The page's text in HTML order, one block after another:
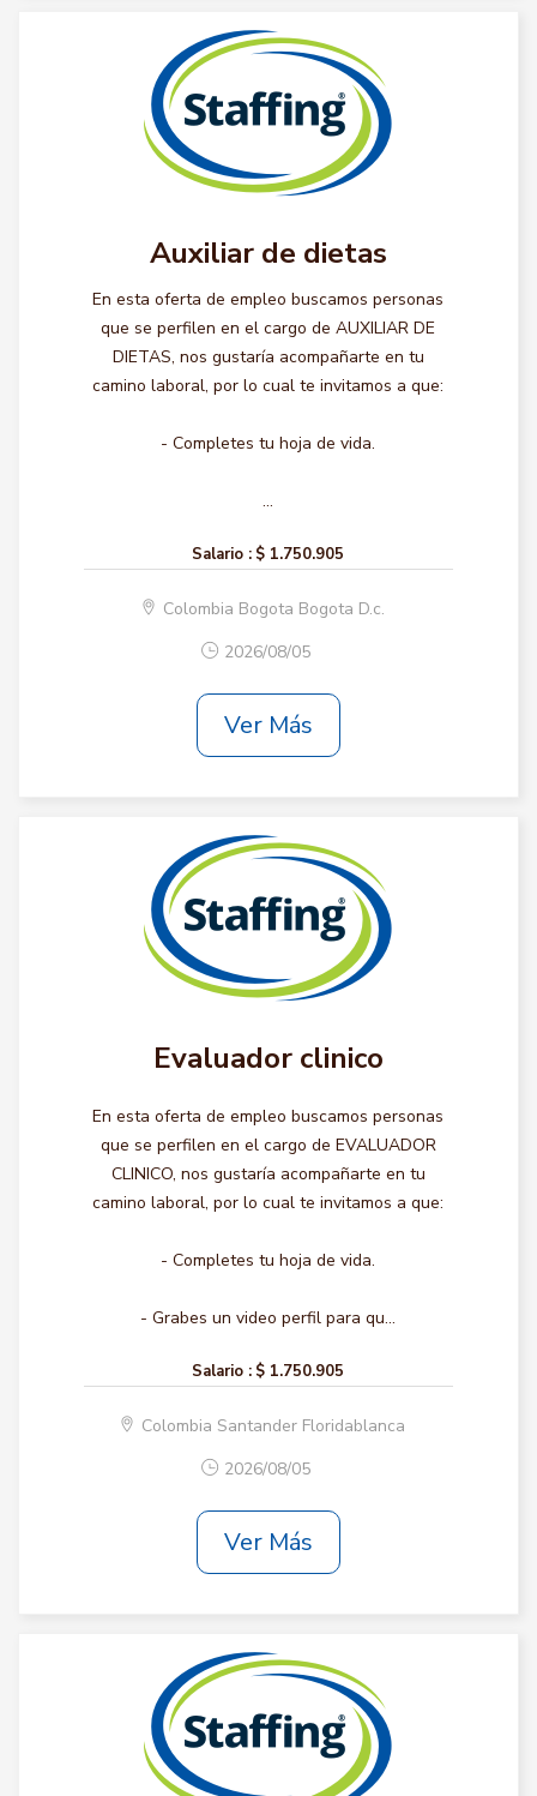
Auxiliar de dietas
En esta oferta de empleo buscamos personas
que se perfilen en el cargo de AUXILIAR DE
DIETAS, nos gustaría acompañarte en tu
camino laboral, por lo cual te invitamos a que:
- Completes tu hoja de vida.
...
Salario : $ 1.750.905
Colombia Bogota Bogota D.c.
2026/08/05
Ver Más
Evaluador clinico
En esta oferta de empleo buscamos personas
que se perfilen en el cargo de EVALUADOR
CLINICO, nos gustaría acompañarte en tu
camino laboral, por lo cual te invitamos a que:
- Completes tu hoja de vida.
- Grabes un video perfil para qu...
Salario : $ 1.750.905
Colombia Santander Floridablanca
2026/08/05
Ver Más